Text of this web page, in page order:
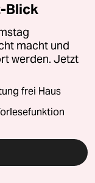
Blick
macht und
werden. Jetzt
frei Haus